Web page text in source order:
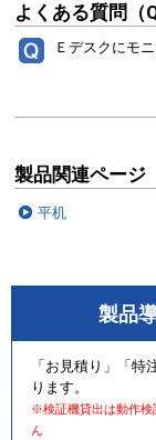
よくある質問（
Ｅデスクにモ
製品関連ページ
平机
製品
「お見積り」「特
ります。
※検証機貸出は動作検
ん